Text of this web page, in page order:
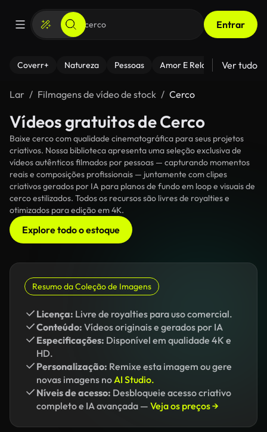
Entrar
Coverr+ Natureza Pessoas Amor E Relacionamentos
Ver tudo
Lar Filmagens de vídeo de stock Cerco
Vídeos gratuitos de Cerco
Baixe cerco com qualidade cinematográfica para seus projetos
criativos. Nossa biblioteca apresenta uma seleção exclusiva de
vídeos autênticos filmados por pessoas — capturando momentos
reais e composições profissionais — juntamente com clipes
criativos gerados por IA para planos de fundo em loop e visuais de
cerco estilizados. Todos os recursos são livres de royalties e
otimizados para edição em 4K.
Explore todo o estoque
Resumo da Coleção de Imagens
Licença: Livre de royalties para uso comercial.
Conteúdo: Vídeos originais e gerados por IA
Especificações: Disponível em qualidade 4K e
HD.
Personalização: Remixe esta imagem ou gere
novas imagens noAI Studio.
Níveis de acesso: Desbloqueie acesso criativo
completo e IA avançada — Veja os preços →